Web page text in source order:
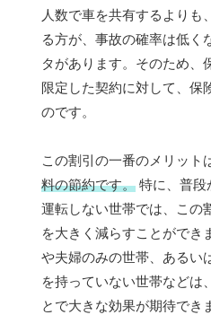
人数で車を共有するよりも
る方が、事故の確率は低く
タがあります。そのため、
限定した契約に対して、保
のです。
この割引の一番のメリット
料の節約です。 特に、普段
運転しない世帯では、この
を大きく減らすことができ
や夫婦のみの世帯、あるい
を持っていない世帯などは
とで大きな効果が期待でき